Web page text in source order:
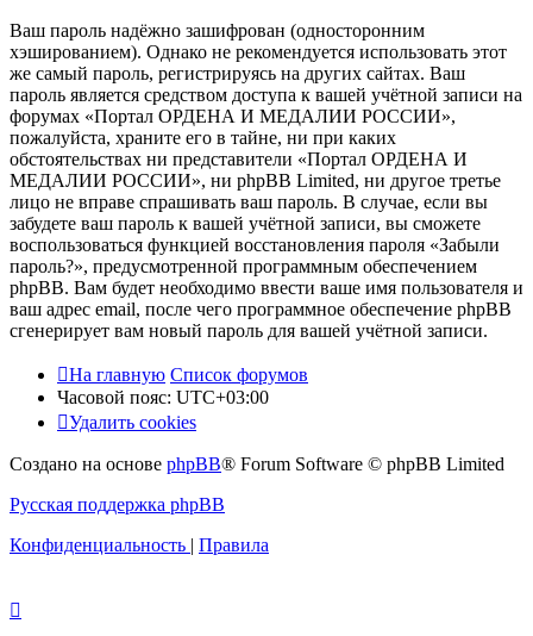
Ваш пароль надёжно зашифрован (односторонним
хэшированием). Однако не рекомендуется использовать этот
же самый пароль, регистрируясь на других сайтах. Ваш
пароль является средством доступа к вашей учётной записи на
форумах «Портал ОРДЕНА И МЕДАЛИИ РОССИИ»,
пожалуйста, храните его в тайне, ни при каких
обстоятельствах ни представители «Портал ОРДЕНА И
МЕДАЛИИ РОССИИ», ни phpBB Limited, ни другое третье
лицо не вправе спрашивать ваш пароль. В случае, если вы
забудете ваш пароль к вашей учётной записи, вы сможете
воспользоваться функцией восстановления пароля «Забыли
пароль?», предусмотренной программным обеспечением
phpBB. Вам будет необходимо ввести ваше имя пользователя и
ваш адрес email, после чего программное обеспечение phpBB
сгенерирует вам новый пароль для вашей учётной записи.
На главную Список форумов
Часовой пояс: UTC+03:00
Удалить cookies
Создано на основе phpBB® Forum Software © phpBB Limited
Русская поддержка phpBB
Конфиденциальность | Правила